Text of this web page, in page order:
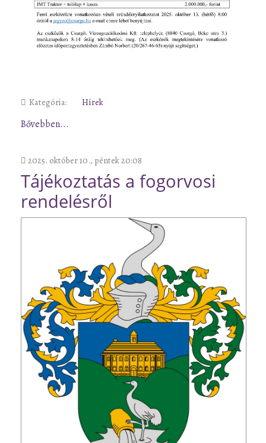
Kategória: Hírek
Bővebben...
2025. október 10., péntek 20:08
Tájékoztatás a fogorvosi
rendelésről